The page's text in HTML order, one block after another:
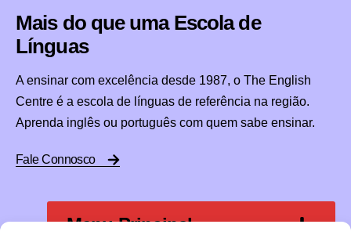
Mais do que uma Escola de
Línguas
A ensinar com excelência desde 1987, o The English
Centre é a escola de línguas de referência na região.
Aprenda inglês ou português com quem sabe ensinar.
Fale Connosco
Menu Principal